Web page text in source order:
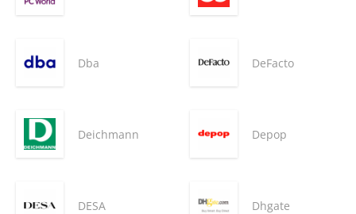
Dba DeFacto
Deichmann Depop
DESA Dhgate